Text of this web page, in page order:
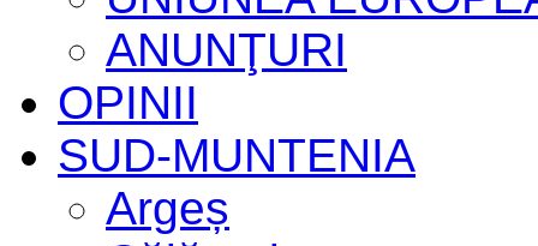
ANUNŢURI
OPINII
SUD-MUNTENIA
Argeș